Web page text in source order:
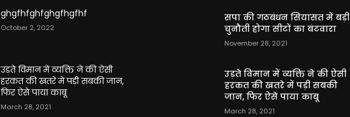
ghgfhfghfghgfhgfhf
October 2, 2022
उड़ते विमान में व्यक्ति ने की ऐसी
हरकत की खतरे में पड़ी सबकी जान,
फिर ऐसे पाया काबू
March 28, 2021
सपा की गठबंधन सियासत में बड़ी
चुनौती होगा सीटों का बंटवारा
November 28, 2021
उड़ते विमान में व्यक्ति ने की ऐसी
हरकत की खतरे में पड़ी सबकी
जान, फिर ऐसे पाया काबू
March 28, 2021